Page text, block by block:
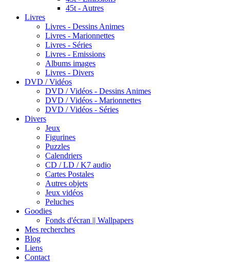
45t - Autres
Livres
Livres - Dessins Animes
Livres - Marionnettes
Livres - Séries
Livres - Emissions
Albums images
Livres - Divers
DVD / Vidéos
DVD / Vidéos - Dessins Animes
DVD / Vidéos - Marionnettes
DVD / Vidéos - Séries
Divers
Jeux
Figurines
Puzzles
Calendriers
CD / LD / K7 audio
Cartes Postales
Autres objets
Jeux vidéos
Peluches
Goodies
Fonds d'écran || Wallpapers
Mes recherches
Blog
Liens
Contact